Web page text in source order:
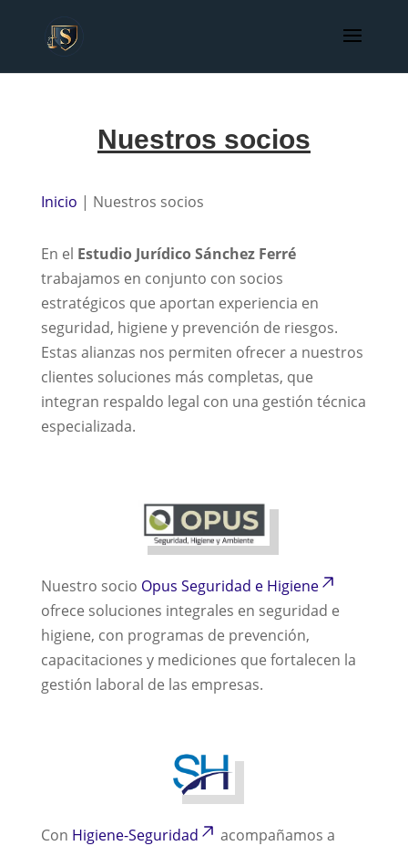
Nuestros socios
Inicio | Nuestros socios
En el Estudio Jurídico Sánchez Ferré
trabajamos en conjunto con socios
estratégicos que aportan experiencia en
seguridad, higiene y prevención de riesgos.
Estas alianzas nos permiten ofrecer a nuestros
clientes soluciones más completas, que
integran respaldo legal con una gestión técnica
especializada.
Nuestro socio Opus Seguridad e Higiene
ofrece soluciones integrales en seguridad e
higiene, con programas de prevención,
capacitaciones y mediciones que fortalecen la
gestión laboral de las empresas.
Con Higiene-Seguridad
acompañamos a